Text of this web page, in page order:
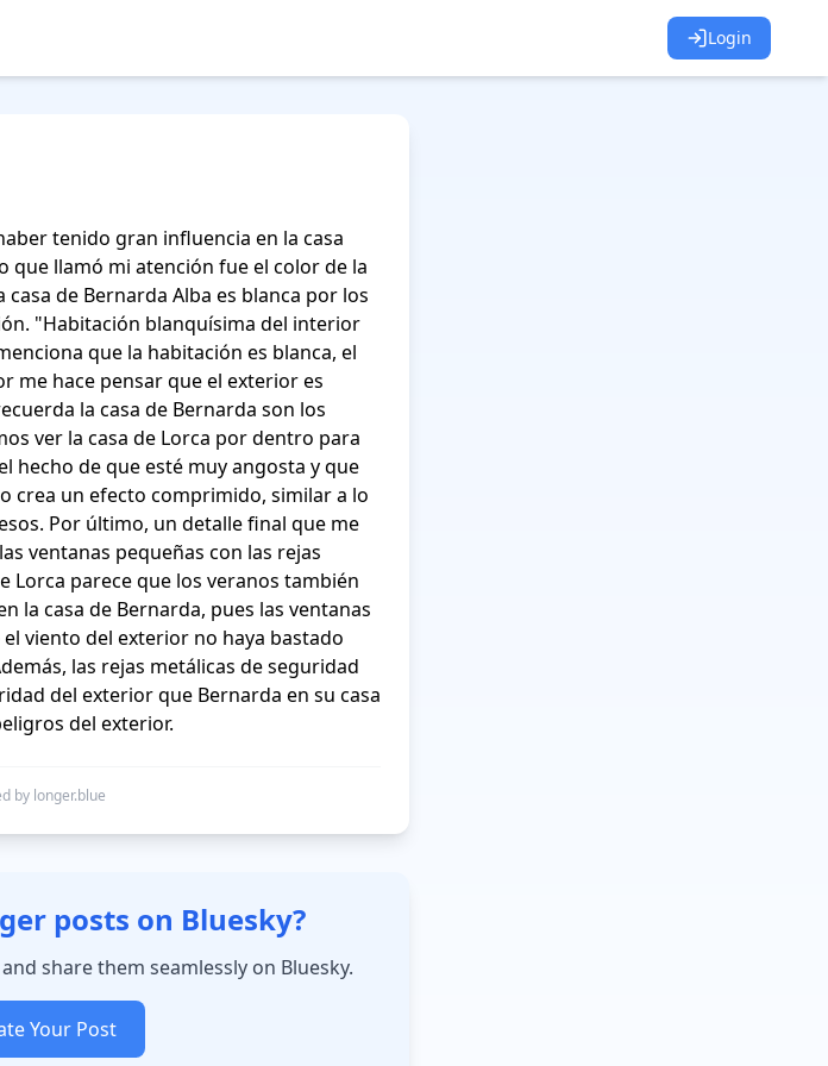
Login
tenido gran influencia en la casa
que llamó mi atención fue el color de la
de Bernarda Alba es blanca por los
"Habitación blanquísima del interior
que la habitación es blanca, el
me hace pensar que el exterior es
la casa de Bernarda son los
ver la casa de Lorca por dentro para
hecho de que esté muy angosta y que
crea un efecto comprimido, similar a lo
Por último, un detalle final que me
ventanas pequeñas con las rejas
Lorca parece que los veranos también
la casa de Bernarda, pues las ventanas
viento del exterior no haya bastado
las rejas metálicas de seguridad
del exterior que Bernarda en su casa
del exterior.
by longer.blue
posts on Bluesky?
share them seamlessly on Bluesky.
Your Post